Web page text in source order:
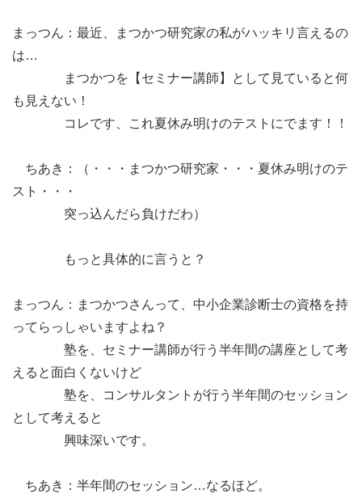
まっつん：最近、まつかつ研究家の私がハッキリ言えるの
は…
まつかつを【セミナー講師】として見ていると何
も見えない！
コレです、これ夏休み明けのテストにでます！！
ちあき：（・・・まつかつ研究家・・・夏休み明けのテ
スト・・・
突っ込んだら負けだわ）
もっと具体的に言うと？
まっつん：まつかつさんって、中小企業診断士の資格を持
ってらっしゃいますよね？
塾を、セミナー講師が行う半年間の講座として考
えると面白くないけど
塾を、コンサルタントが行う半年間のセッション
として考えると
興味深いです。
ちあき：半年間のセッション…なるほど。